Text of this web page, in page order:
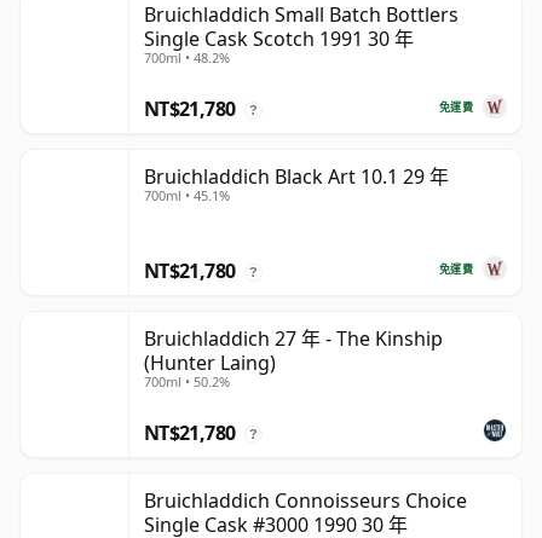
Bruichladdich Small Batch Bottlers
Single Cask Scotch 1991 30 年
700ml • 48.2%
免運費
NT$21,780 ?
Bruichladdich Black Art 10.1 29 年
700ml • 45.1%
免運費
NT$21,780 ?
Bruichladdich 27 年 - The Kinship
(Hunter Laing)
700ml • 50.2%
NT$21,780 ?
Bruichladdich Connoisseurs Choice
Single Cask #3000 1990 30 年